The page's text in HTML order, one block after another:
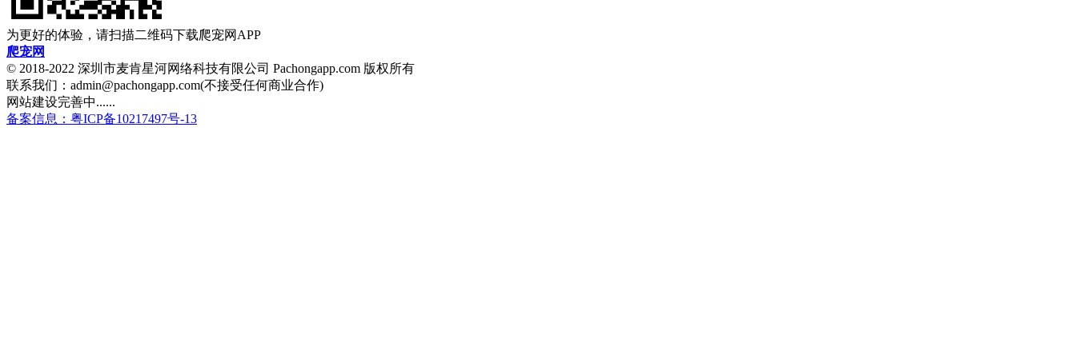
为更好的体验，请扫描二维码下载爬宠网APP
爬宠网
© 2018-2022 深圳市麦肯星河网络科技有限公司 Pachongapp.com 版权所有
联系我们：admin@pachongapp.com(不接受任何商业合作)
网站建设完善中......
备案信息：粤ICP备10217497号-13